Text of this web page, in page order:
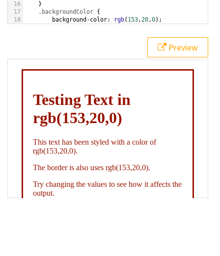
16
}
17
.backgroundColor {
18
background-color: rgb( 153,20,0);
bottom ,
white, rgb(153,20,0));
div class="textColor borderColor"
< h1>Testing Text in rgb(153,20,0)
Preview